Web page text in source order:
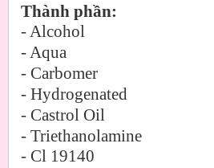
Thành phần:
- Alcohol
- Aqua
- Carbomer
- Hydrogenated
- Castrol Oil
- Triethanolamine
- Cl 19140